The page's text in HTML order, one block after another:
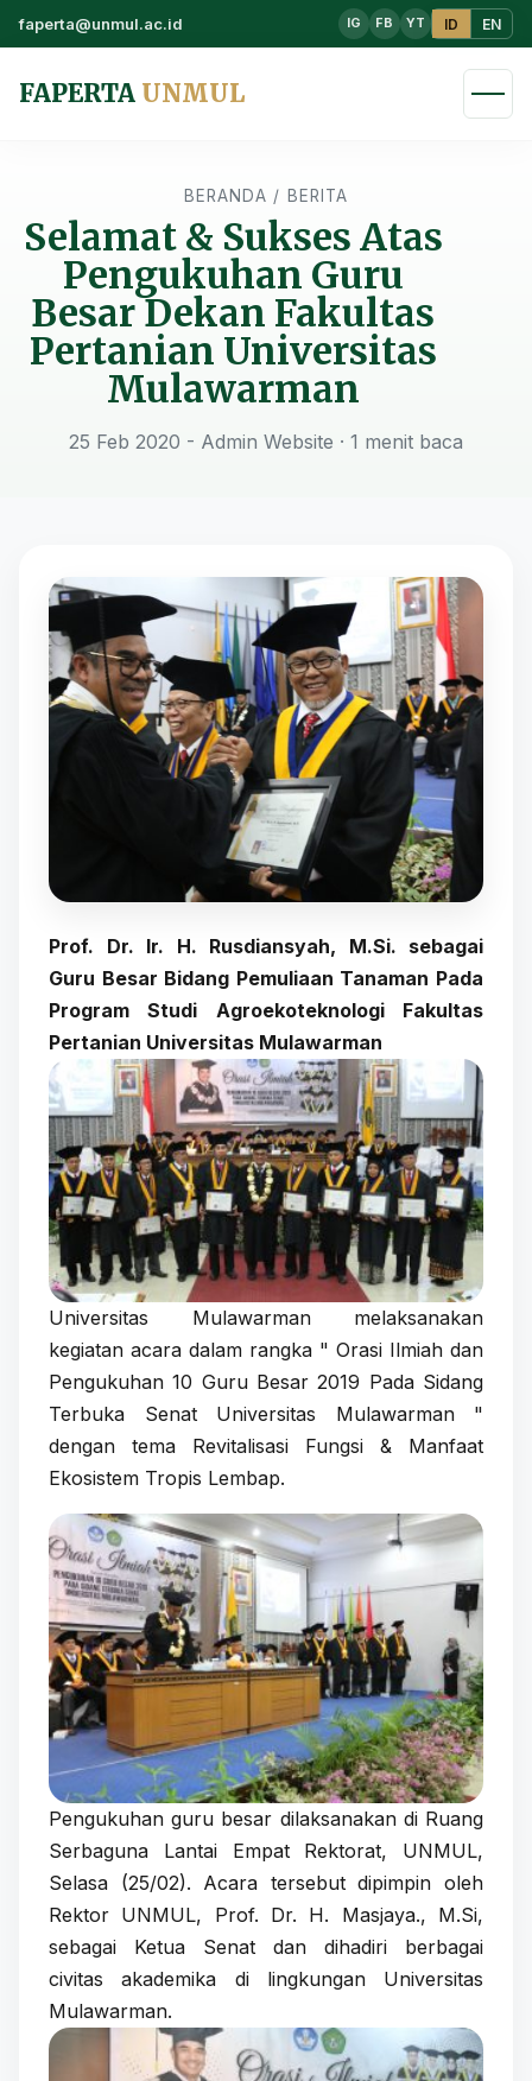
faperta@unmul.ac.id IG FB YT ID EN
FAPERTA UNMUL
BERANDA / BERITA
Selamat & Sukses Atas
Pengukuhan Guru
Besar Dekan Fakultas
Pertanian Universitas
Mulawarman
25 Feb 2020 - Admin Website · 1 menit baca
Prof. Dr. Ir. H. Rusdiansyah, M.Si. sebagai
Guru Besar Bidang Pemuliaan Tanaman Pada
Program Studi Agroekoteknologi Fakultas
Pertanian Universitas Mulawarman
Universitas Mulawarman melaksanakan
kegiatan acara dalam rangka " Orasi Ilmiah dan
Pengukuhan 10 Guru Besar 2019 Pada Sidang
Terbuka Senat Universitas Mulawarman "
dengan tema Revitalisasi Fungsi & Manfaat
Ekosistem Tropis Lembap.
Pengukuhan guru besar dilaksanakan di Ruang
Serbaguna Lantai Empat Rektorat, UNMUL,
Selasa (25/02). Acara tersebut dipimpin oleh
Rektor UNMUL, Prof. Dr. H. Masjaya., M.Si,
sebagai Ketua Senat dan dihadiri berbagai
civitas akademika di lingkungan Universitas
Mulawarman.